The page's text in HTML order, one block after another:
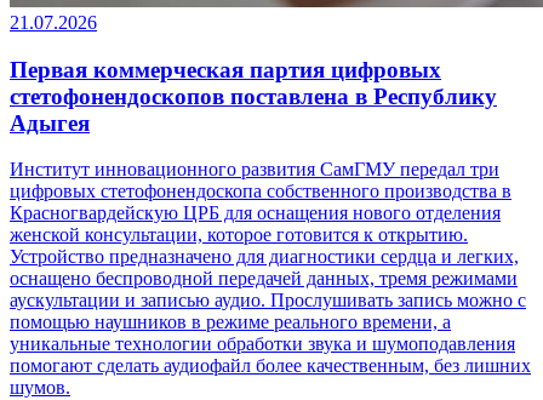
21.07.2026
Первая коммерческая партия цифровых
стетофонендоскопов поставлена в Республику
Адыгея
Институт инновационного развития СамГМУ передал три
цифровых стетофонендоскопа собственного производства в
Красногвардейскую ЦРБ для оснащения нового отделения
женской консультации, которое готовится к открытию.
Устройство предназначено для диагностики сердца и легких,
оснащено беспроводной передачей данных, тремя режимами
аускультации и записью аудио. Прослушивать запись можно с
помощью наушников в режиме реального времени, а
уникальные технологии обработки звука и шумоподавления
помогают сделать аудиофайл более качественным, без лишних
шумов.